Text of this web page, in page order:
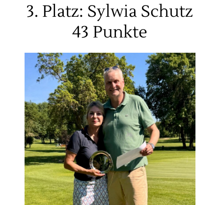
3. Platz: Sylwia Schutz
43 Punkte